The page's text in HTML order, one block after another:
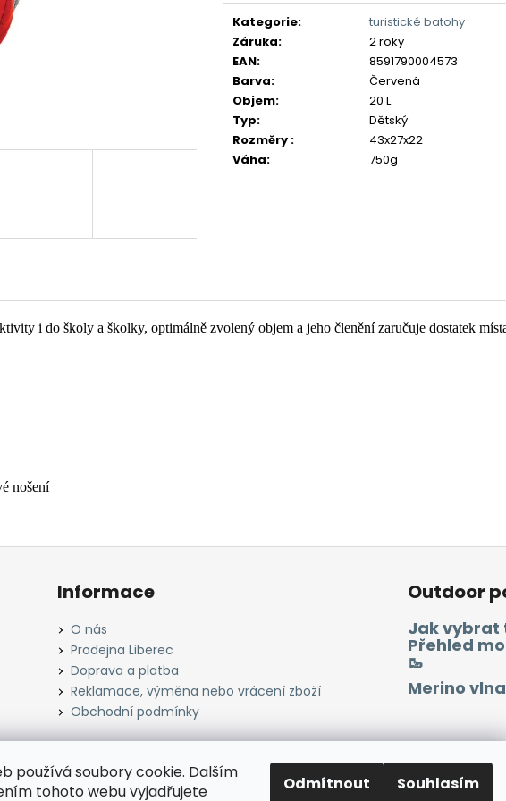
používá soubory cookie. Dalším
tohoto webu vyjadřujete
Odmítnout Souhlasím
cena:
Kategorie:
turistické batohy
Záruka:
2 roky
EAN:
8591790004573
Barva:
Červená
Objem:
20 L
Typ:
Dětský
Rozměry :
43x27x22
Váha: 750g
i do školy a školky, optimálně zvolený objem a jeho členění zaručuje dostatek
nošení
Informace
O nás
Prodejna Liberec
Doprava a platba
Reklamace, výměna nebo vrácení zboží
Obchodní podmínky
Outdoor
Jak vybrat
Přehled
🥾
Merino vlna
Instagram Facebook Heureka.cz Zboží.cz